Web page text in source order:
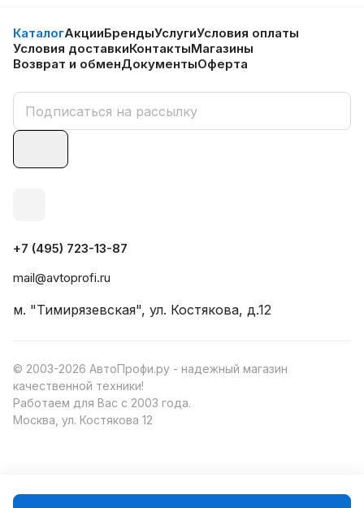
КаталогАкцииБрендыУслугиУсловия оплаты
Условия доставкиКонтактыМагазины
Возврат и обменДокументыОферта
+7 (495) 723-13-87
mail@avtoprofi.ru
м. "Тимирязевская", ул. Костякова, д.12
© 2003-2026 АвтоПрофи.ру - надежный магазин
качественной техники!
Работаем для Вас с 2003 года.
Москва, ул. Костякова 12
Конфиденциальность Оферта